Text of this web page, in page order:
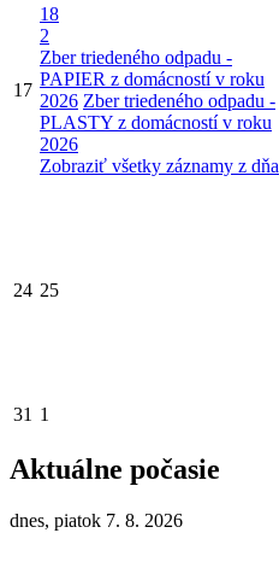
17
18
2
Zber triedeného odpadu -
PAPIER z domácností v roku
2026 Zber triedeného odpadu -
PLASTY z domácností v roku
2026
Zobraziť všetky záznamy z dňa
24 25
31 1
Aktuálne počasie
dnes, piatok 7. 8. 2026